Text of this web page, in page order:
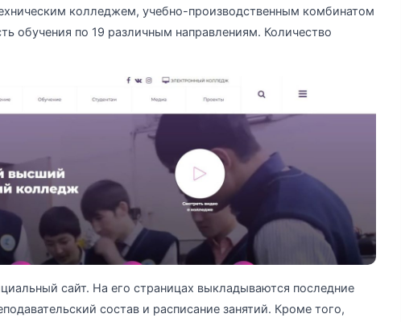
колледжем, учебно-производственным комбинатом
обучения по 19 различным направлениям. Количество
сайт. На его страницах выкладываются последние
состав и расписание занятий. Кроме того,